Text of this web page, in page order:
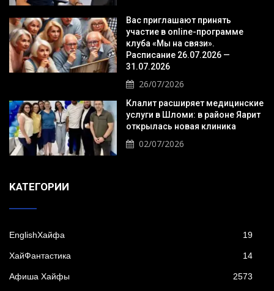
Вас приглашают принять
участие в online-программе
клуба «Мы на связи».
Расписание 26.07.2026 —
31.07.2026
26/07/2026
Клалит расширяет медицинские
услуги в Шломи: в районе Яарит
открылась новая клиника
02/07/2026
KАТЕГОРИИ
EnglishХайфа 19
XайФантастика 14
Афиша Хайфы 2573